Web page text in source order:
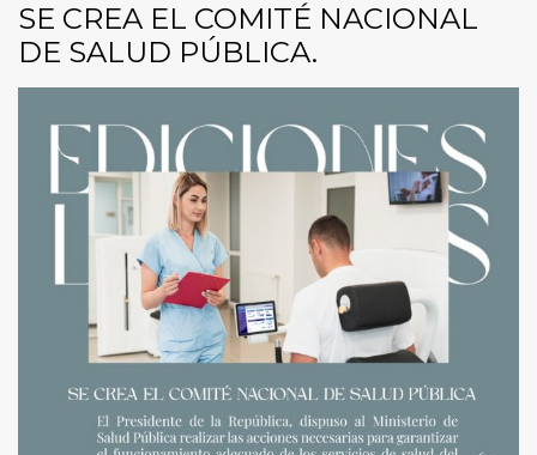
SE CREA EL COMITÉ NACIONAL
DE SALUD PÚBLICA.